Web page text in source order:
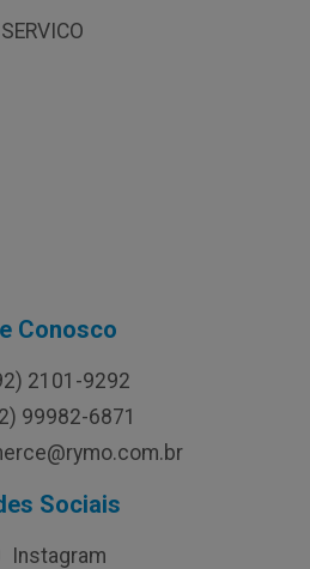
SERVICO
Conosco
2101-9292
99982-6871
Sociais
Instagram